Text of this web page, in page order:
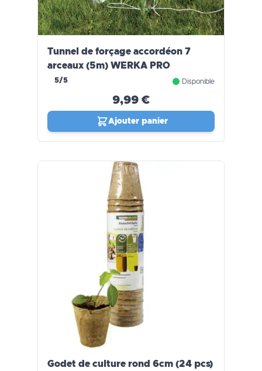
Tunnel de forçage accordéon 7
arceaux (5m) WERKA PRO
5/5 Disponible
9,99 €
Ajouter panier
Godet de culture rond 6cm (24 pcs)